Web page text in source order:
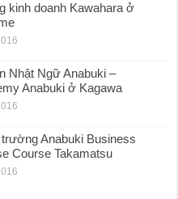
kinh doanh Kawahara ở
Nhật Ngữ Anabuki –
Anabuki ở Kagawa
Anabuki Business
Course Takamatsu